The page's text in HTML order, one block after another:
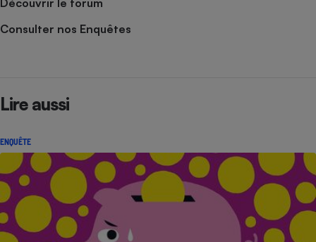
Consulter nos Enquêtes
Lire aussi
ENQUÊTE